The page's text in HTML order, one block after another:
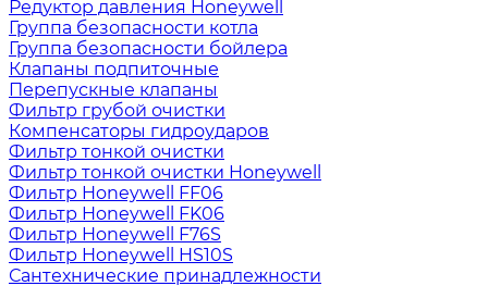
Редуктор давления Honeywell
Группа безопасности котла
Группа безопасности бойлера
Клапаны подпиточные
Перепускные клапаны
Фильтр грубой очистки
Компенсаторы гидроударов
Фильтр тонкой очистки
Фильтр тонкой очистки Honeywell
Фильтр Honeywell FF06
Фильтр Honeywell FK06
Фильтр Honeywell F76S
Фильтр Honeywell HS10S
Сантехнические принадлежности